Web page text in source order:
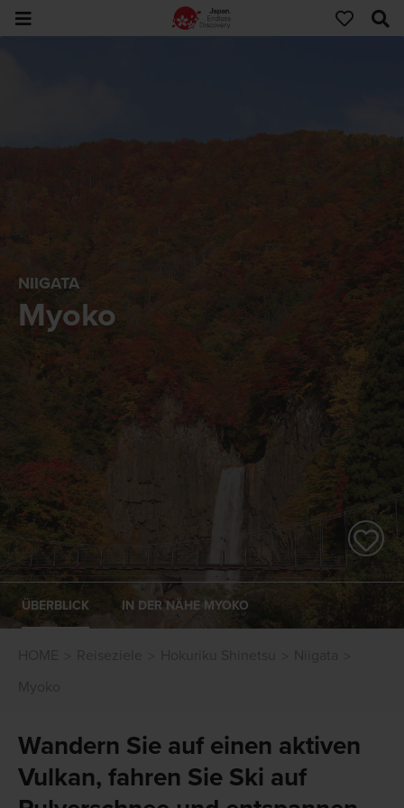
NIIGATA
Myoko
ÜBERBLICK IN DER NÄHE MYOKO
Wandern Sie auf einen aktiven
Vulkan, fahren Sie Ski auf